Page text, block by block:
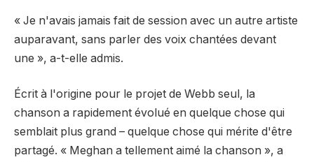
« Je n'avais jamais fait de session avec un autre artiste
auparavant, sans parler des voix chantées devant
une », a-t-elle admis.
Écrit à l'origine pour le projet de Webb seul, la
chanson a rapidement évolué en quelque chose qui
semblait plus grand – quelque chose qui mérite d'être
partagé. « Meghan a tellement aimé la chanson », a